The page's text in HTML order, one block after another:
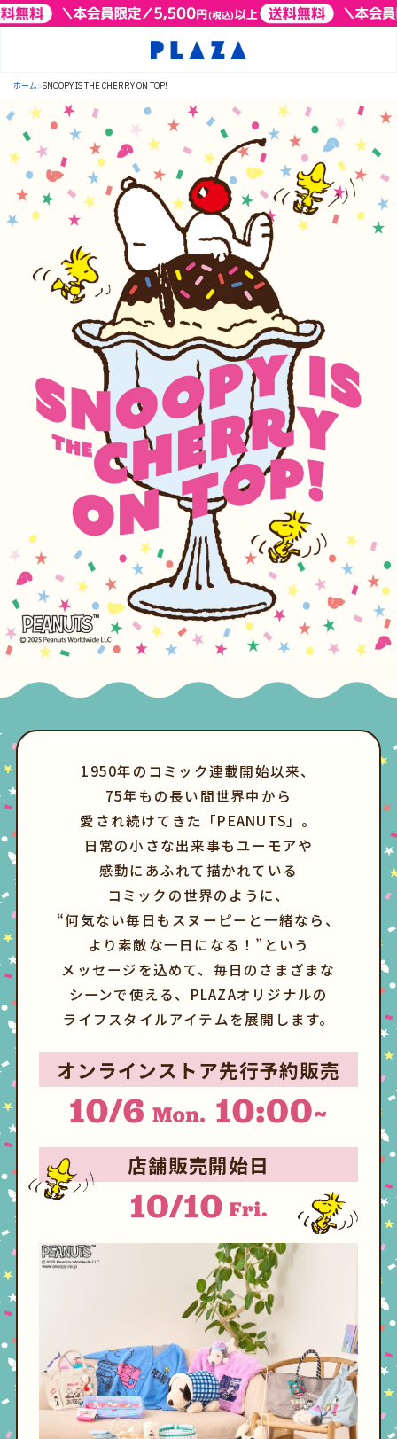
ホーム>SNOOPY IS THE CHERRY ON TOP!
1950年のコミック連載開始以来、
75年もの長い間世界中から
愛され続けてきた「PEANUTS」。
日常の小さな出来事もユーモアや
感動にあふれて描かれている
コミックの世界のように、
“何気ない毎日もスヌーピーと一緒なら、
より素敵な一日になる！”という
メッセージを込めて、毎日のさまざまな
シーンで使える、PLAZAオリジナルの
ライフスタイルアイテムを展開します。
オンラインストア先行予約販売
店舗販売開始日